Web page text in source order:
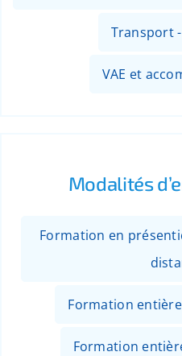
Transport
VAE et
Modalités
Formation en
Formation
Formation